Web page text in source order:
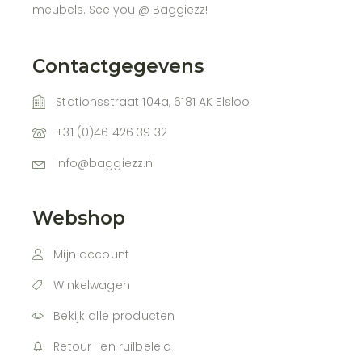
meubels. See you @ Baggiezz!
Contactgegevens
Stationsstraat 104a, 6181 AK Elsloo
+31 (0)46 426 39 32
info@baggiezz.nl
Webshop
Mijn account
Winkelwagen
Bekijk alle producten
Retour- en ruilbeleid